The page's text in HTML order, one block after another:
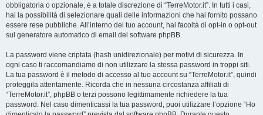
obbligatoria o opzionale, è a totale discrezione di “TerreMotor.it”. In tutti i casi,
hai la possibilità di selezionare quali delle informazioni che hai fornito possano
essere rese pubbliche. All’interno del tuo account, hai facoltà di opt-in o opt-out
sul generatore automatico di email del software phpBB.
La password viene criptata (hash unidirezionale) per motivi di sicurezza. In
ogni caso ti raccomandiamo di non utilizzare la stessa password in troppi siti.
La tua password è il metodo di accesso al tuo account su “TerreMotor.it”, quindi
proteggila attentamente. Ricorda che in nessuna circostanza affiliati di
“TerreMotor.it”, phpBB o terzi possono legittimamente richiedere la tua
password. Nel caso dimenticassi la tua password, puoi utilizzare l’opzione “Ho